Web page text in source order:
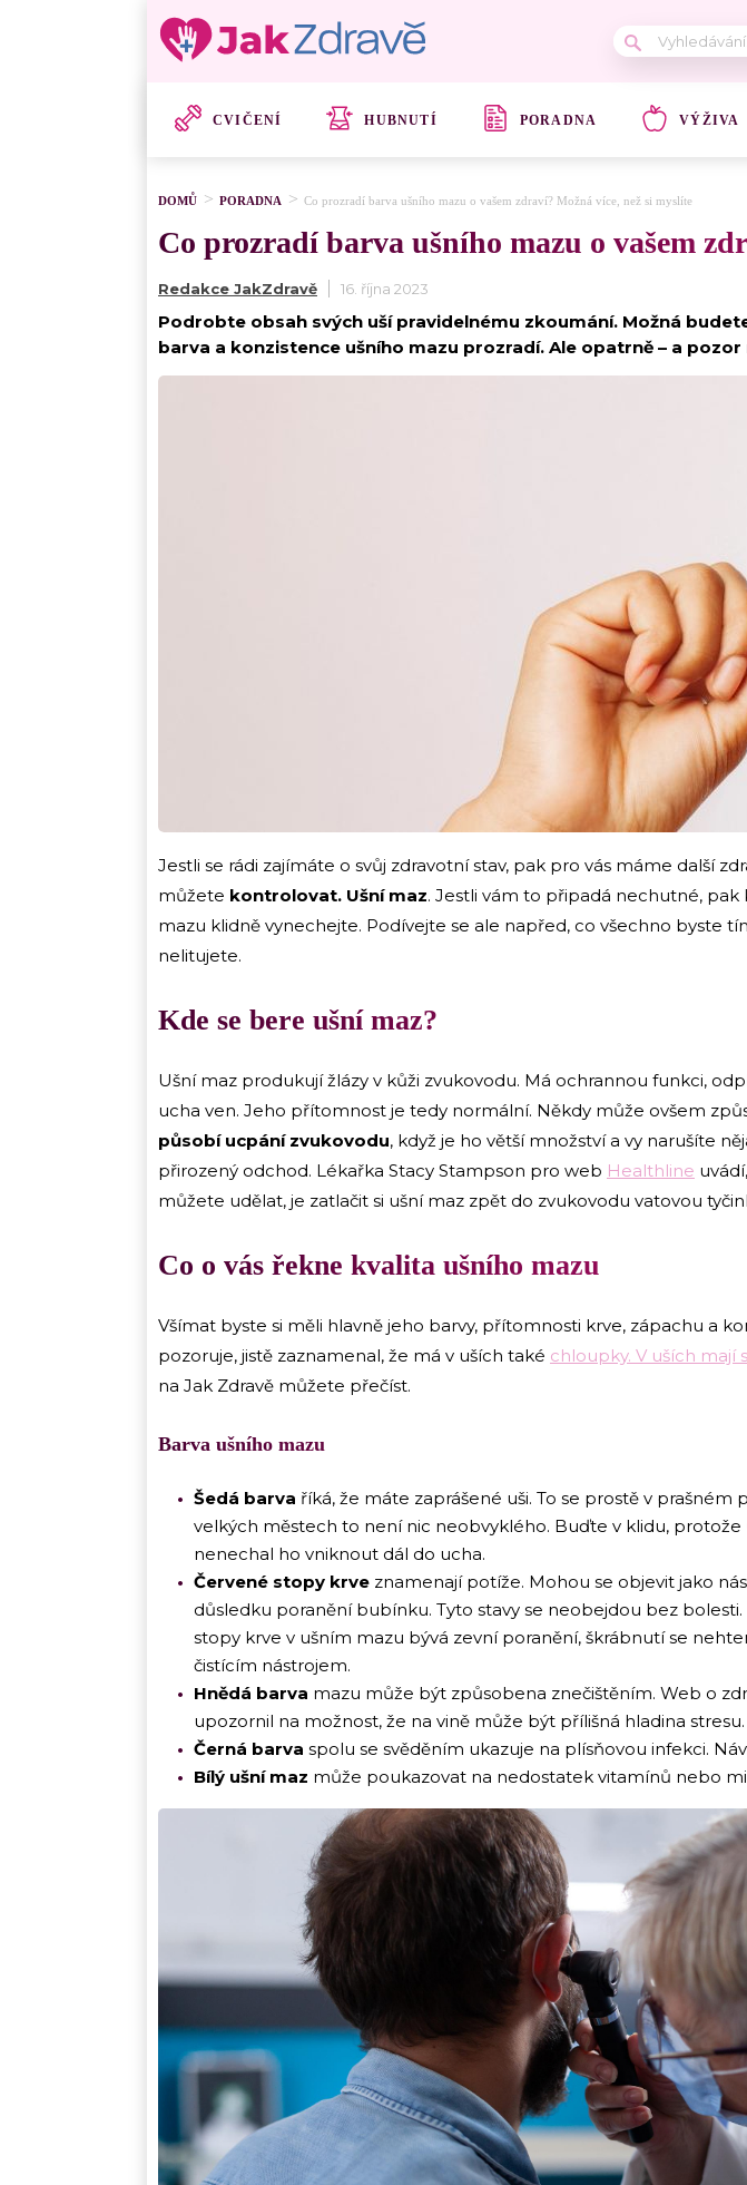
CVIČENÍ HUBNUTÍ PORADNA VÝŽIVA
DOMŮ PORADNA Co prozradí barva ušního mazu o vašem zdraví? Možná více, než si myslíte
Co prozradí barva ušního mazu o vašem
Redakce JakZdravě 16. října 2023
Podrobte obsah svých uší pravidelnému zkoumání. Možná
barva a konzistence ušního mazu prozradí. Ale opatrně – a pozor
Jestli se rádi zajímáte o svůj zdravotní stav, pak pro vás máme další
můžete kontrolovat. Ušní maz. Jestli vám to připadá nechutné, pak
mazu klidně vynechejte. Podívejte se ale napřed, co všechno byste
nelitujete.
Kde se bere ušní maz?
Ušní maz produkují žlázy v kůži zvukovodu. Má ochrannou funkci,
ucha ven. Jeho přítomnost je tedy normální. Někdy může ovšem
působí ucpání zvukovodu, když je ho větší množství a vy narušíte
přirozený odchod. Lékařka Stacy Stampson pro web Healthline
můžete udělat, je zatlačit si ušní maz zpět do zvukovodu vatovou
Co o vás řekne kvalita ušního mazu
Všímat byste si měli hlavně jeho barvy, přítomnosti krve, zápachu a
pozoruje, jistě zaznamenal, že má v uších také chloupky. V uších mají
na Jak Zdravě můžete přečíst.
Barva ušního mazu
Šedá barva říká, že máte zaprášené uši. To se prostě v prašném
velkých městech to není nic neobvyklého. Buďte v klidu, protože
nenechal ho vniknout dál do ucha.
Červené stopy krve znamenají potíže. Mohou se objevit jako
důsledku poranění bubínku. Tyto stavy se neobejdou bez
stopy krve v ušním mazu bývá zevní poranění, škrábnutí se
čistícím nástrojem.
Hnědá barva mazu může být způsobena znečištěním. Web o
upozornil na možnost, že na vině může být přílišná hladina stresu.
Černá barva spolu se svěděním ukazuje na plísňovou infekci.
Bílý ušní maz může poukazovat na nedostatek vitamínů nebo